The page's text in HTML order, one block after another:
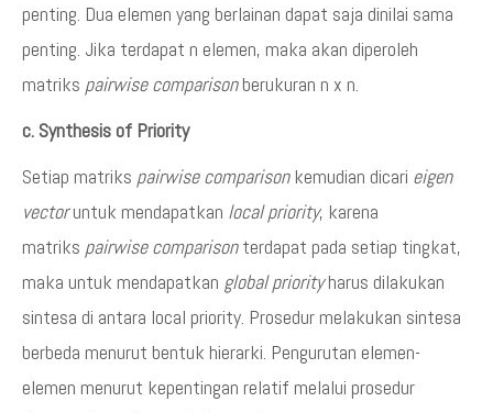
penting. Dua elemen yang berlainan dapat saja dinilai sama
penting. Jika terdapat n elemen, maka akan diperoleh
matriks pairwise comparisonberukuran n x n.
c. Synthesis of Priority
Setiap matriks pairwise comparisonkemudian dicari eigen
vectoruntuk mendapatkan local priority, karena
matriks pairwise comparisonterdapat pada setiap tingkat,
maka untuk mendapatkan global priorityharus dilakukan
sintesa di antara local priority. Prosedur melakukan sintesa
berbeda menurut bentuk hierarki. Pengurutan elemen-
elemen menurut kepentingan relatif melalui prosedur